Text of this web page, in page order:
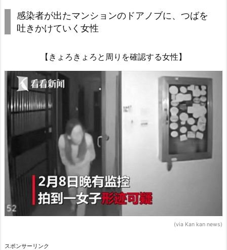
感染者が出たマンションのドアノブに、つばを
吐きかけていく女性
【きょろきょろと周りを確認する女性】
(via Kan kan news)
スポンサーリンク